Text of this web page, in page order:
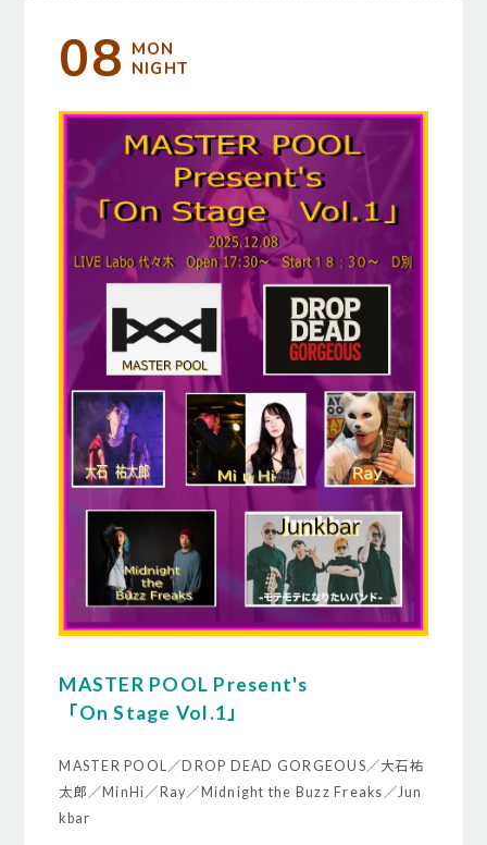
08 MON
NIGHT
MASTER POOL Present's
「On Stage Vol.1」
MASTER POOL／DROP DEAD GORGEOUS／大石祐
太郎／MinHi／Ray／Midnight the Buzz Freaks／Jun
kbar